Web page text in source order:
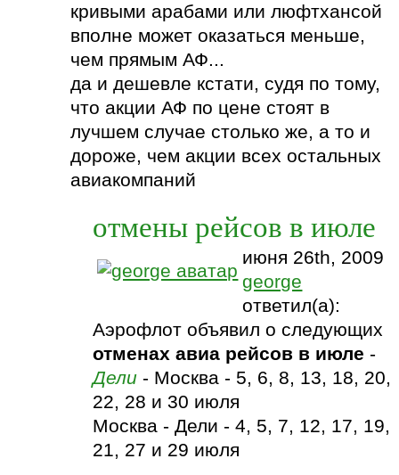
кривыми арабами или люфтхансой
вполне может оказаться меньше,
чем прямым АФ...
да и дешевле кстати, судя по тому,
что акции АФ по цене стоят в
лучшем случае столько же, а то и
дороже, чем акции всех остальных
авиакомпаний
отмены рейсов в июле
июня 26th, 2009
george
ответил(а):
Аэрофлот объявил о следующих
отменах авиа рейсов в июле -
Дели - Москва - 5, 6, 8, 13, 18, 20,
22, 28 и 30 июля
Москва - Дели - 4, 5, 7, 12, 17, 19,
21, 27 и 29 июля